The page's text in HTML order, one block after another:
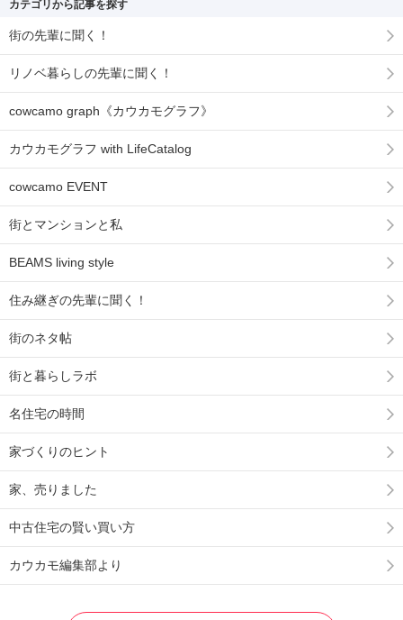
カテゴリから記事を探す
街の先輩に聞く！
リノベ暮らしの先輩に聞く！
cowcamo graph《カウカモグラフ》
カウカモグラフ with LifeCatalog
cowcamo EVENT
街とマンションと私
BEAMS living style
住み継ぎの先輩に聞く！
街のネタ帖
街と暮らしラボ
名住宅の時間
家づくりのヒント
家、売りました
中古住宅の賢い買い方
カウカモ編集部より